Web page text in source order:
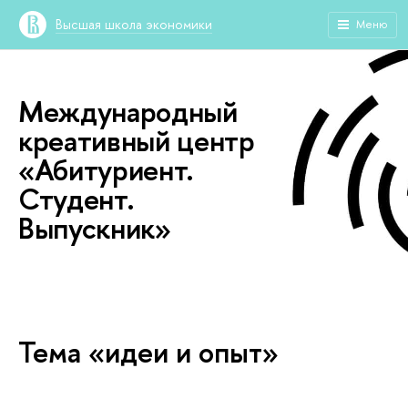
Высшая школа экономики Меню
Международный
креативный центр
«Абитуриент.
Студент.
Выпускник»
Тема «идеи и опыт»